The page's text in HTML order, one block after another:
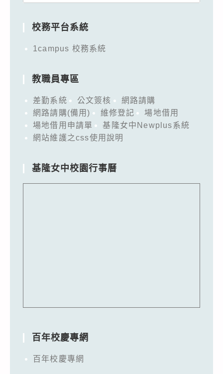
校務平台系統
1campus 校務系統
教職員專區
差勤系統 公文簽核
網路請購
網路請購(備用)
維修登記
場地借用
場地借用申請單
基隆女中Newplus系統
網站維護之css使用說明
基隆女中校園行事曆
百年校慶專網
百年校慶專網